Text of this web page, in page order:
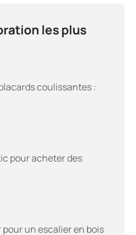
les plus
coulissantes :
pour acheter des
un escalier en bois